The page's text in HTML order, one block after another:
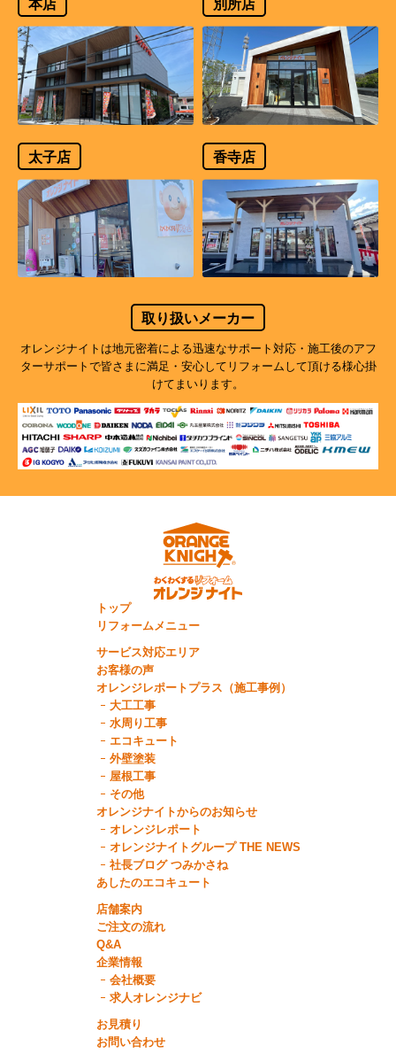
本店 別所店
太子店 香寺店
取り扱いメーカー
オレンジナイトは地元密着による迅速なサポート対応・施工後のアフ
ターサポートで皆さまに満足・安心してリフォームして頂ける様心掛
けてまいります。
トップ
リフォームメニュー
サービス対応エリア
お客様の声
オレンジレポートプラス（施工事例）
大工工事
水周り工事
エコキュート
外壁塗装
屋根工事
その他
オレンジナイトからのお知らせ
オレンジレポート
オレンジナイトグループ THE NEWS
社長ブログ つみかさね
あしたのエコキュート
店舗案内
ご注文の流れ
Q&A
企業情報
会社概要
求人オレンジナビ
お見積り
お問い合わせ